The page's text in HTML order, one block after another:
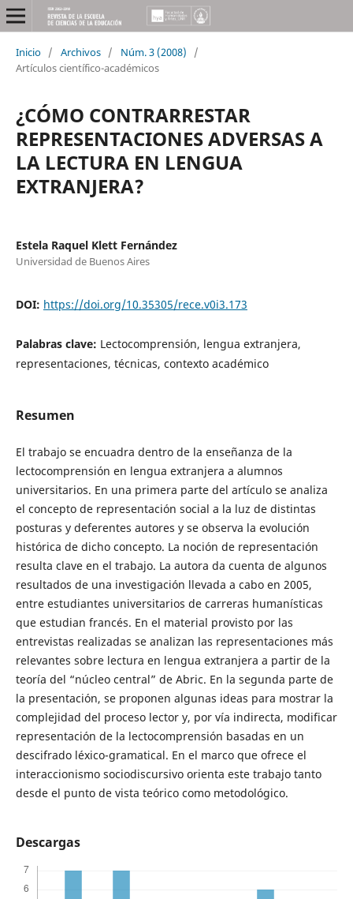
Inicio / Archivos / Núm. 3 (2008)
/
Artículos científico-académicos
¿CÓMO CONTRARRESTAR
REPRESENTACIONES ADVERSAS A
LA LECTURA EN LENGUA
EXTRANJERA?
Estela Raquel Klett Fernández
Universidad de Buenos Aires
DOI: https://doi.org/10.35305/rece.v0i3.173
Palabras clave: Lectocomprensión, lengua extranjera,
representaciones, técnicas, contexto académico
Resumen
El trabajo se encuadra dentro de la enseñanza de la
lectocomprensión en lengua extranjera a alumnos
universitarios. En una primera parte del artículo se analiza
el concepto de representación social a la luz de distintas
posturas y deferentes autores y se observa la evolución
histórica de dicho concepto. La noción de representación
resulta clave en el trabajo. La autora da cuenta de algunos
resultados de una investigación llevada a cabo en 2005,
entre estudiantes universitarios de carreras humanísticas
que estudian francés. En el material provisto por las
entrevistas realizadas se analizan las representaciones más
relevantes sobre lectura en lengua extranjera a partir de la
teoría del “núcleo central” de Abric. En la segunda parte de
la presentación, se proponen algunas ideas para mostrar la
complejidad del proceso lector y, por vía indirecta, modificar
representación de la lectocomprensión basadas en un
descifrado léxico-gramatical. En el marco que ofrece el
interaccionismo sociodiscursivo orienta este trabajo tanto
desde el punto de vista teórico como metodológico.
Descargas